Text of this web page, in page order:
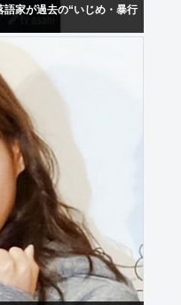
語家が過去の“いじめ・暴行